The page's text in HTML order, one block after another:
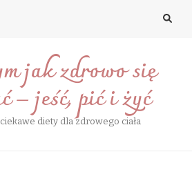
jak zdrowo się
– jeść, pić i żyć
diety dla zdrowego ciała